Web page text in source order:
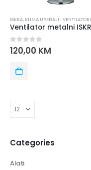
ISKRA, KLIMA UREĐAJI I VENTILATORI
0out of 5
120,00 KM
Categories
Alati